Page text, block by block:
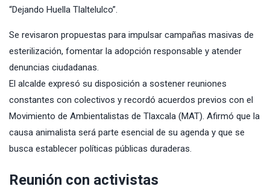
“Dejando Huella Tlaltelulco”.
Se revisaron propuestas para impulsar campañas masivas de
esterilización, fomentar la adopción responsable y atender
denuncias ciudadanas.
El alcalde expresó su disposición a sostener reuniones
constantes con colectivos y recordó acuerdos previos con el
Movimiento de Ambientalistas de Tlaxcala (MAT). Afirmó que la
causa animalista será parte esencial de su agenda y que se
busca establecer políticas públicas duraderas.
Reunión con activistas